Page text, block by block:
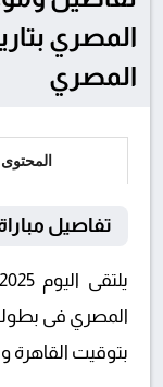
المصري
المحتوى
تفاصيل
بتوقيت القاهرة و 21:00.